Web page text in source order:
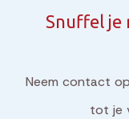
Snuffel je
Neem contact
tot je